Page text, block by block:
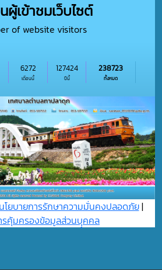
ผู้เข้าชมเว็บไซต์
of website visitors
เดือนนี้
6272
ปีนี้
127424
ทั้งหมด
238723
นโยบายการรักษาความมั่นคงปลอดภัย|
รคุ้มครองข้อมูลส่วนบุุคคล